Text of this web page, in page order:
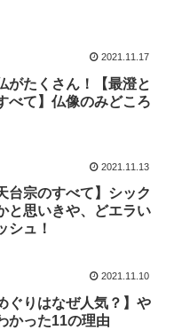
2021.11.17
がたくさん！【最澄と
べて】仏像のみどころ
2021.11.13
台宗のすべて】シック
と思いきや、どエラい
シュ！
2021.11.10
ぐりはなぜ人気？】や
かった11の理由